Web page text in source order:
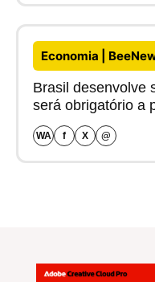
Economia |
Brasil desenvolve
será obrigatório a
WA f X @